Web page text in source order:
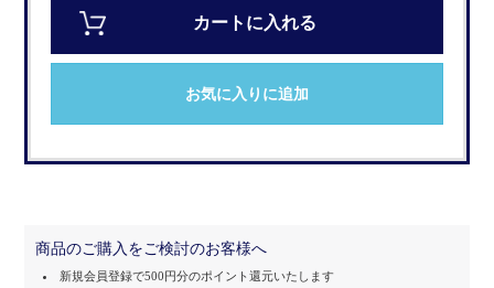
カートに入れる
お気に入りに追加
商品のご購入をご検討のお客様へ
新規会員登録で500円分のポイント還元いたします